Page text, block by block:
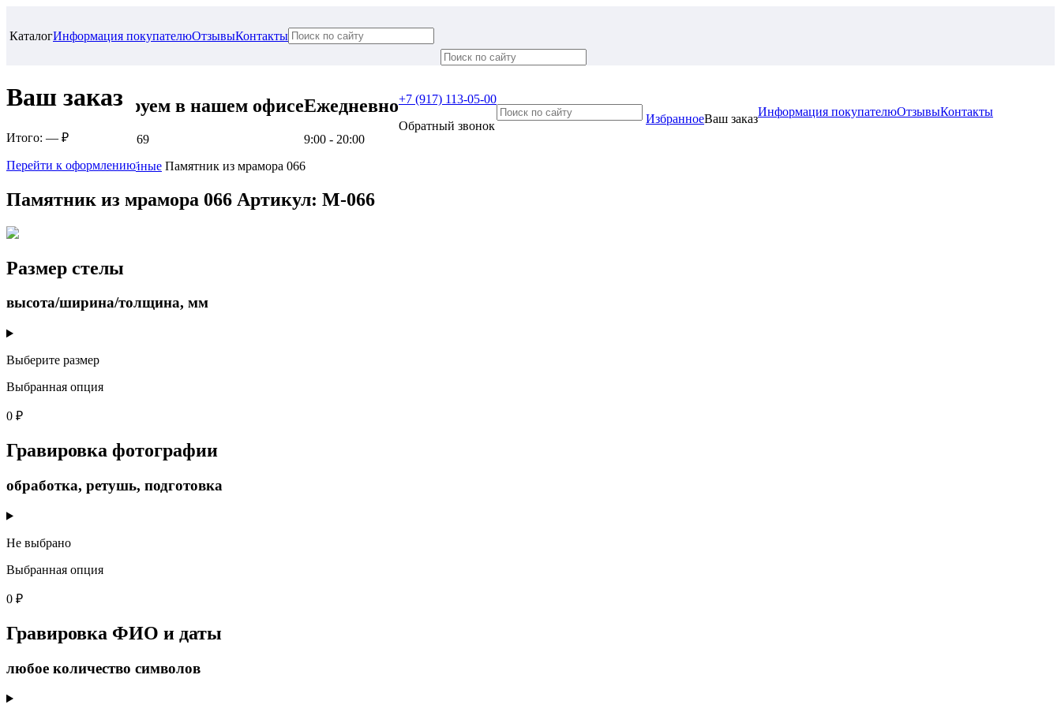
КаталогИнформация покупателюОтзывыКонтакты
Ваш заказ
Итого: — ₽
Перейти к оформлению
Проконсультируем в нашем офисе
г. Самара, ул. Гагарина, 69
Ежедневно
9:00 - 20:00
+7 (917) 113-05-00
Обратный звонок
ИзбранноеВаш заказ
Информация покупателюОтзывыКонтакты
Главная Семейные, двойные Памятник из мрамора 066
Памятник из мрамора 066 Артикул: M-066
Размер стелы
высота/ширина/толщина, мм
Выберите размер
Выбранная опция
0 ₽
Гравировка фотографии
обработка, ретушь, подготовка
Не выбрано
Выбранная опция
0 ₽
Гравировка ФИО и даты
любое количество символов